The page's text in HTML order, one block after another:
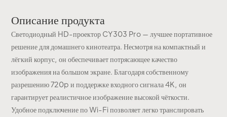
Описание продукта
Светодиодный HD-проектор CY303 Pro — лучшее портативное
решение для домашнего кинотеатра. Несмотря на компактный и
лёгкий корпус, он обеспечивает потрясающее качество
изображения на большом экране. Благодаря собственному
разрешению 720p и поддержке входного сигнала 4K, он
гарантирует реалистичное изображение высокой чёткости.
Удобное подключение по Wi-Fi позволяет легко транслировать